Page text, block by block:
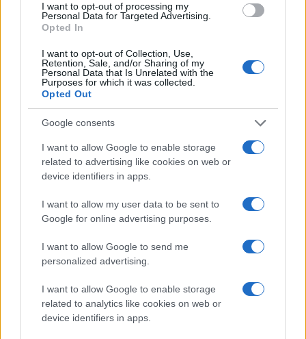
I want to opt-out of processing my
Personal Data for Targeted Advertising.
Opted In
I want to opt-out of Collection, Use,
Retention, Sale, and/or Sharing of my
Personal Data that Is Unrelated with the
Purposes for which it was collected.
Opted Out
Google consents
I want to allow Google to enable storage
related to advertising like cookies on web or
device identifiers in apps.
I want to allow my user data to be sent to
Google for online advertising purposes.
I want to allow Google to send me
personalized advertising.
I want to allow Google to enable storage
related to analytics like cookies on web or
device identifiers in apps.